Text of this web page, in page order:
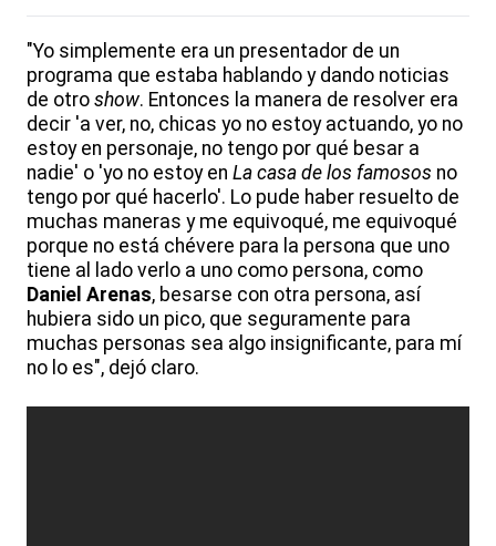
"Yo simplemente era un presentador de un
programa que estaba hablando y dando noticias
de otro show. Entonces la manera de resolver era
decir 'a ver, no, chicas yo no estoy actuando, yo no
estoy en personaje, no tengo por qué besar a
nadie' o 'yo no estoy en La casa de los famosos no
tengo por qué hacerlo'. Lo pude haber resuelto de
muchas maneras y me equivoqué, me equivoqué
porque no está chévere para la persona que uno
tiene al lado verlo a uno como persona, como
Daniel Arenas, besarse con otra persona, así
hubiera sido un pico, que seguramente para
muchas personas sea algo insignificante, para mí
no lo es", dejó claro.